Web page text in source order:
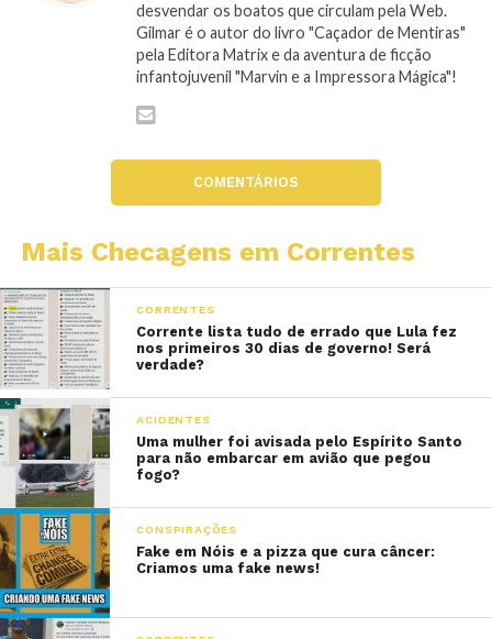
desvendar os boatos que circulam pela Web.
Gilmar é o autor do livro "Caçador de Mentiras"
pela Editora Matrix e da aventura de ficção
infantojuvenil "Marvin e a Impressora Mágica"!
COMENTÁRIOS
Mais Checagens em Correntes
CORRENTES
Corrente lista tudo de errado que Lula fez
nos primeiros 30 dias de governo! Será
verdade?
ACIDENTES
Uma mulher foi avisada pelo Espírito Santo
para não embarcar em avião que pegou
fogo?
CONSPIRAÇÕES
Fake em Nóis e a pizza que cura câncer:
Criamos uma fake news!